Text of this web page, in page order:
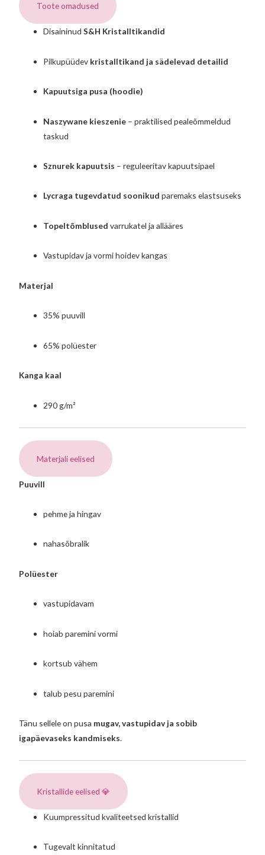
Toote omadused
DisaininudS&H Kristalltikandid
Pilkupüüdev kristalltikand ja sädelevad detailid
Kapuutsiga pusa (hoodie)
Naszywane kieszenie – praktilised pealeõmmeldud
taskud
Sznurek kapuutsis – reguleeritav kapuutsipael
Lycraga tugevdatud soonikud paremaks elastsuseks
Topeltõmblused varrukatel ja allääres
Vastupidav ja vormi hoidev kangas
Materjal
35% puuvill
65% polüester
Kanga kaal
290 g/m²
Materjali eelised
Puuvill
pehme ja hingav
nahasõbralik
Polüester
vastupidavam
hoiab paremini vormi
kortsub vähem
talub pesu paremini
Tänu sellele on pusa mugav, vastupidav ja sobib
igapäevaseks kandmiseks.
Kristallide eelised 💎
Kuumpressitud kvaliteetsed kristallid
Tugevalt kinnitatud